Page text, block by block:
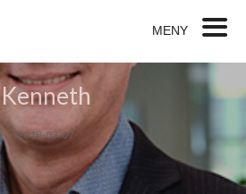
Kenneth
2018-03-07
MENY